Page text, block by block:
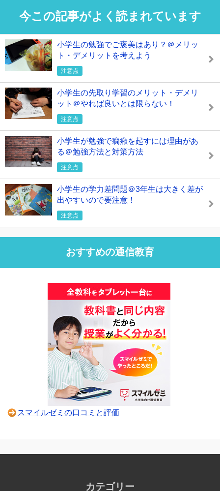
今この記事がよく読まれています
小学生の勉強でご褒美はあり？＠メリッ
ト・デメリットを考えよう
注意点
小学生の先取り学習のメリット・デメリ
ット＠やれば良いとは限らない！
注意点
小学生が勉強で癇癪を起すには理由があ
る＠勉強方法と対策方法
注意点
小学生の学力差問題＠3年生は大きく差が
出やすいので要注意！
注意点
おすすめの通信教育
スマイルゼミの口コミと評価
カテゴリー